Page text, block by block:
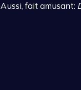
fait amusant: